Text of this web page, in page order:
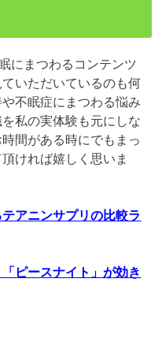
にまつわるコンテンツ
いただいているのも何
不眠症にまつわる悩み
私の実体験も元にしな
間がある時にでもまっ
ければ嬉しく思いま
アニンサプリの比較ラ
ピースナイト」が効き